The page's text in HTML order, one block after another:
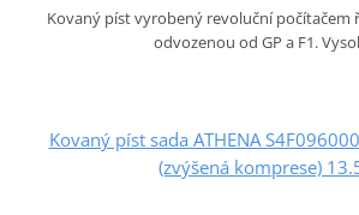
Kovaný píst vyrobený revoluční počítačem
odvozenou od GP a F1.
Kovaný píst sada ATHENA
(zvýšená komprese)